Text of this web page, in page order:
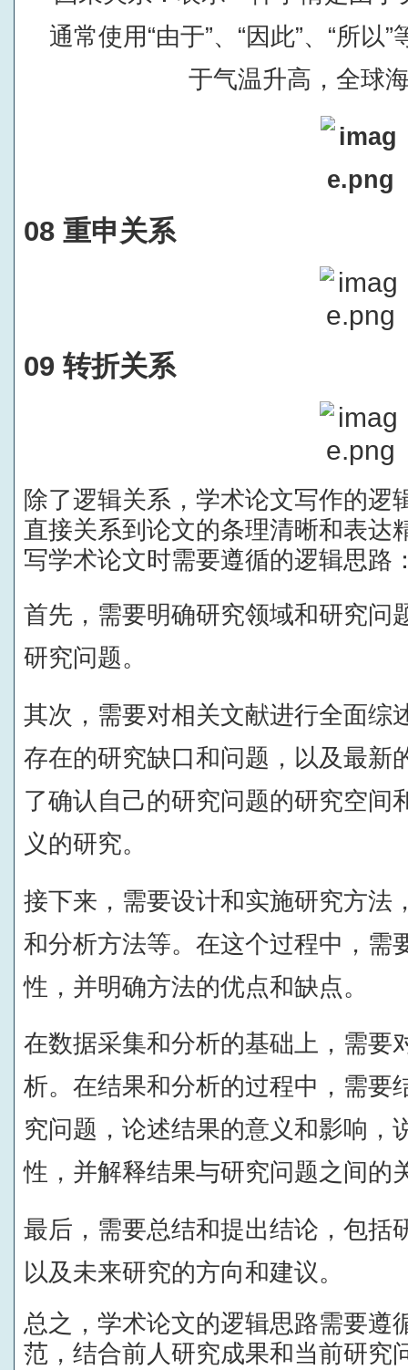
通常使用“由于”、“因此”、“所以
于气温升高，全球
08 重申关系
09 转折关系
除了逻辑关系，学术论文写作的逻
直接关系到论文的条理清晰和表达
写学术论文时需要遵循的逻辑思路
首先，需要明确研究领域和研究问
研究问题。
其次，需要对相关文献进行全面综
存在的研究缺口和问题，以及最新
了确认自己的研究问题的研究空间
义的研究。
接下来，需要设计和实施研究方法
和分析方法等。在这个过程中，需
性，并明确方法的优点和缺点。
在数据采集和分析的基础上，需要
析。在结果和分析的过程中，需要
究问题，论述结果的意义和影响，
性，并解释结果与研究问题之间的
最后，需要总结和提出结论，包括
以及未来研究的方向和建议。
总之，学术论文的逻辑思路需要遵
范，结合前人研究成果和当前研究